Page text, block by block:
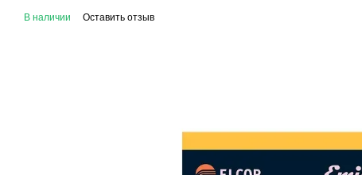
В наличии Оставить отзыв